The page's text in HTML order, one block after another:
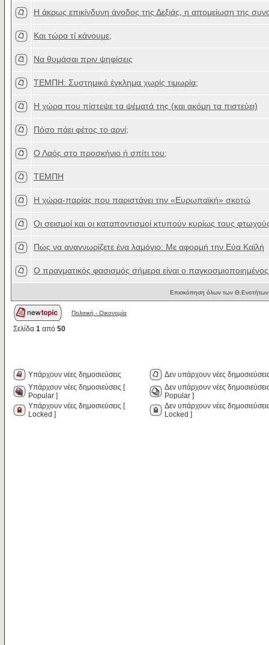
H άκρως επικίνδυνη άνοδος της Δεξιάς, η απομείωση της
Και τώρα τί κάνουμε;
Nα θυμάσαι πριν ψηφίσεις
ΤΕΜΠΗ: Συστημικό έγκλημα χωρίς τιμωρία;
H χώρα που πίστεψε τα ψέματά της (και ακόμη τα πιστεύει)
Πόσο πάει φέτος το αρνί;
Ο Λαός στο προσκήνιο ή σπίτι του;
ΤΕΜΠΗ
H χώρα-παρίας που παριστάνει την «Ευρωπαϊκή» σκοτώ
Οι σεισμοί και οι καταποντισμοί κτυπούν κυρίως τους
Πώς να αναγνωρίζετε ένα λαμόγιο: Με αφορμή την Εύα Καϊλή
Ο πραγματικός φασισμός σήμερα είναι ο
Επισκόπηση όλων των Θ.Ενοτήτων
Πολιτική - Oικονομία
Σελίδα 1 από 50
Υπάρχουν νέες δημοσιεύσεις
Δεν υπάρχουν νέες
Υπάρχουν νέες δημοσιεύσεις [
Popular ]
Δεν υπάρχουν νέες
Popular ]
Υπάρχουν νέες δημοσιεύσεις [
Locked ]
Δεν υπάρχουν νέες
Locked ]